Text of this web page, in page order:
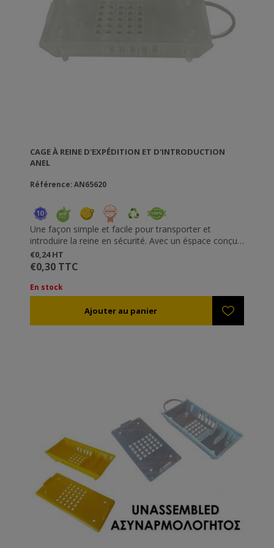
CAGE À REINE D'EXPÉDITION ET D'INTRODUCTION
ANEL
Référence: AN65620
Une façon simple et facile pour transporter et
introduire la reine en sécurité. Avec un éspace conçu
spécialement pour le comfort de la reine.Vitesse de
libération variable. Les cages à reine se bouclent l'une
sur l'autre pour les transporter en sécurité.
€0,24 HT
€0,30 TTC
En stock